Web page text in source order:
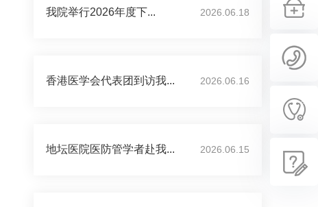
我院举行2026年度下... 2026.06.18
香港医学会代表团到访我... 2026.06.16
地坛医院医防管学者赴我... 2026.06.15